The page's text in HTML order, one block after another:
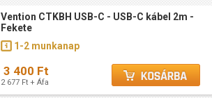
Vention CTKBH USB-C - USB-C kábel 2m -
Fekete
1-2 munkanap
3 400 Ft
2 677 Ft + Áfa